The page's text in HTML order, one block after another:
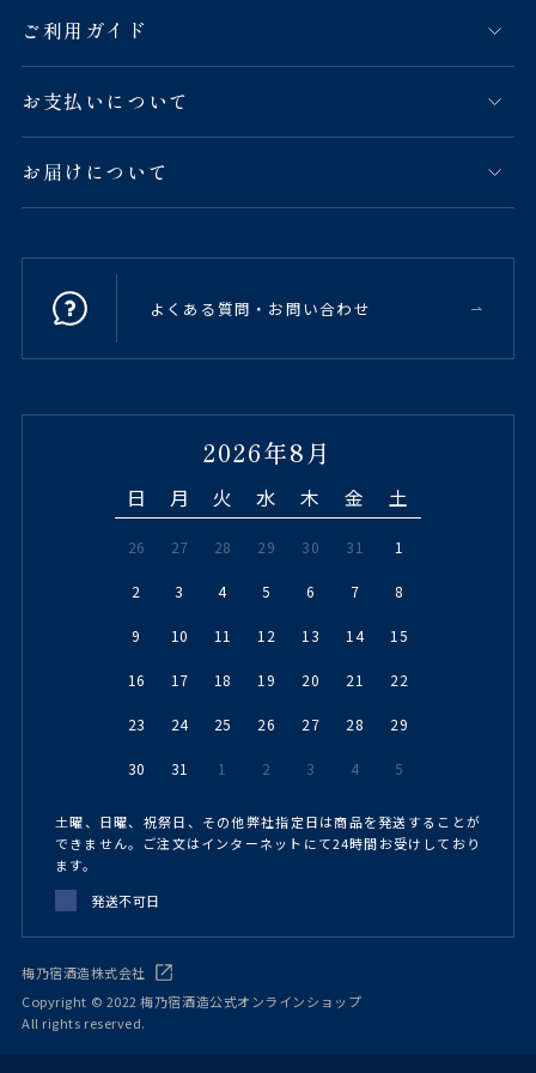
ご利用ガイド
お支払いについて
お届けについて
よくある質問・お問い合わせ
2026年8月
日 月 火 水 木 金 土
26 27 28 29 30 31 1
2 3 4 5 6 7 8
9 10 11 12 13 14 15
16 17 18 19 20 21 22
23 24 25 26 27 28 29
30 31 1 2 3 4 5
土曜、日曜、祝祭日、その他弊社指定日は商品を発送することが
できません。ご注文はインターネットにて24時間お受けしており
ます。
発送不可日
梅乃宿酒造株式会社
Copyright © 2022 梅乃宿酒造公式オンラインショップ
All rights reserved.